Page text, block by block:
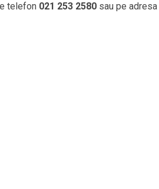
telefon 021 253 2580 sau pe